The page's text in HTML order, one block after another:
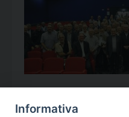
Informativa